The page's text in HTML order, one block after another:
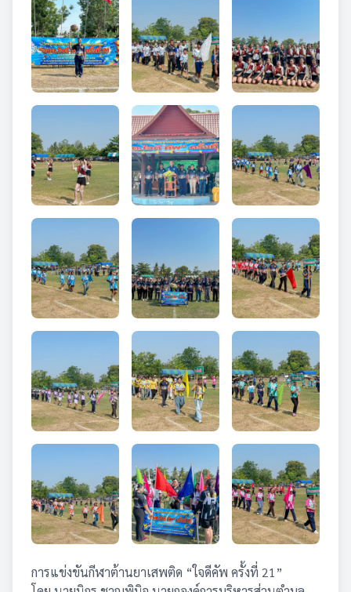
การแข่งขันกีฬาต้านยาเสพติด “ใจดีคัพ ครั้งที่ 21”